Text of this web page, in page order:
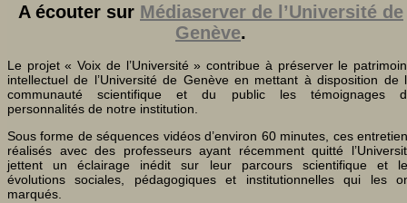
A écouter sur Médiaserver de l’Université de
Genève.
Le projet « Voix de l’Université » contribue à préserver le
intellectuel de l’Université de Genève en mettant à disposition de
communauté scientifique et du public les témoignages
personnalités de notre institution.
Sous forme de séquences vidéos d’environ 60 minutes, ces
réalisés avec des professeurs ayant récemment quitté
jettent un éclairage inédit sur leur parcours scientifique et
évolutions sociales, pédagogiques et institutionnelles qui les
marqués.